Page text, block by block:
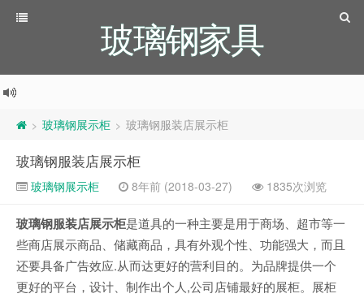
玻璃钢家具
> 玻璃钢展示柜 > 玻璃钢服装店展示柜
玻璃钢服装店展示柜
玻璃钢展示柜 8年前 (2018-03-27) 1835次浏览
玻璃钢服装店展示柜是道具的一种主要是用于商场、超市等一
些商店展示商品、储藏商品，具有外观个性、功能强大，而且
还要具备广告效应.从而达更好的营利目的。为品牌提供一个
更好的平台，设计、制作出个人,公司店铺最好的展柜。展柜